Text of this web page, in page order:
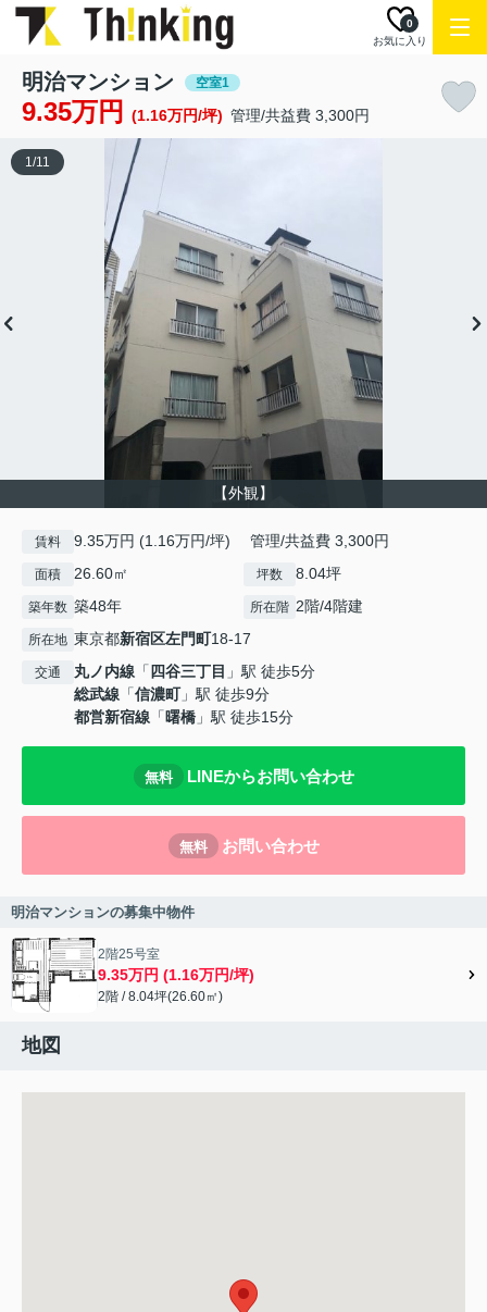
お気に入り
0
明治マンション 空室1
9.35万円 (1.16万円/坪) 管理/共益費 3,300円
【外観】
1/11
賃料 9.35万円 (1.16万円/坪) 管理/共益費 3,300円
面積 26.60㎡ 坪数 8.04坪
築年数 築48年 所在階 2階/4階建
所在地 東京都新宿区左門町18-17
交通 丸ノ内線 「 四谷三丁目 」駅 徒歩5分
総武線 「信濃町」駅 徒歩9分
都営新宿線 「曙橋 」駅 徒歩15分
無料 LINEからお問い合わせ
無料 お問い合わせ
明治マンションの募集中物件
2階25号室
9.35万円 (1.16万円/坪)
2階 / 8.04坪(26.60㎡)
地図